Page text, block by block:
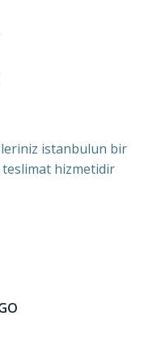
istanbulun bir
teslimat hizmetidir